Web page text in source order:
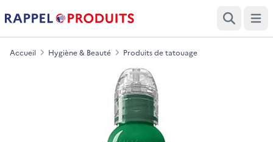
Accueil Hygiène & Beauté Produits de tatouage